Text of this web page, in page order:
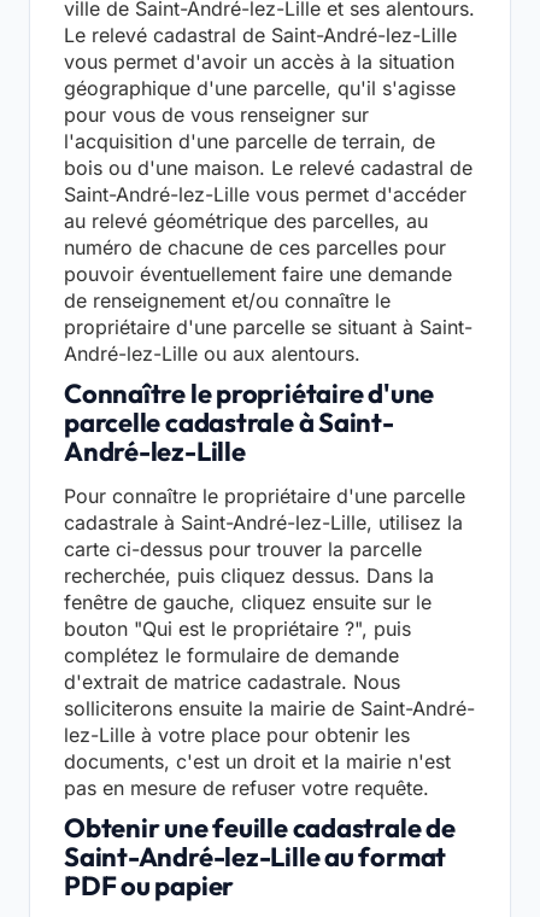
ville de Saint-André-lez-Lille et ses alentours.
Le relevé cadastral de Saint-André-lez-Lille
vous permet d'avoir un accès à la situation
géographique d'une parcelle, qu'il s'agisse
pour vous de vous renseigner sur
l'acquisition d'une parcelle de terrain, de
bois ou d'une maison. Le relevé cadastral de
Saint-André-lez-Lille vous permet d'accéder
au relevé géométrique des parcelles, au
numéro de chacune de ces parcelles pour
pouvoir éventuellement faire une demande
de renseignement et/ou connaître le
propriétaire d'une parcelle se situant à Saint-
André-lez-Lille ou aux alentours.
Connaître le propriétaire d'une
parcelle cadastrale à Saint-
André-lez-Lille
Pour connaître le propriétaire d'une parcelle
cadastrale à Saint-André-lez-Lille, utilisez la
carte ci-dessus pour trouver la parcelle
recherchée, puis cliquez dessus. Dans la
fenêtre de gauche, cliquez ensuite sur le
bouton "Qui est le propriétaire ?", puis
complétez le formulaire de demande
d'extrait de matrice cadastrale. Nous
solliciterons ensuite la mairie de Saint-André-
lez-Lille à votre place pour obtenir les
documents, c'est un droit et la mairie n'est
pas en mesure de refuser votre requête.
Obtenir une feuille cadastrale de
Saint-André-lez-Lille au format
PDF ou papier